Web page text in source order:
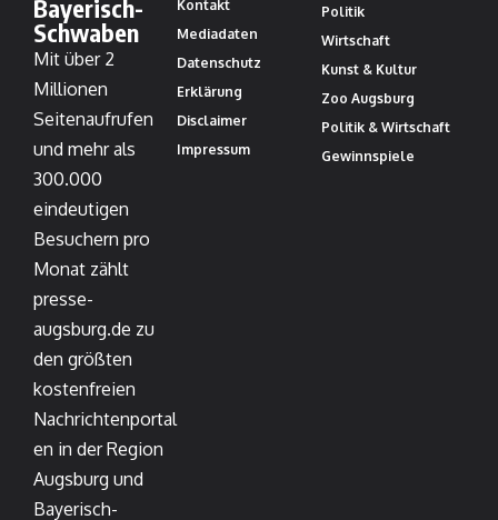
Bayerisch-
Schwaben
Mit über 2
Millionen
Seitenaufrufen
und mehr als
300.000
eindeutigen
Besuchern pro
Monat zählt
presse-
augsburg.de zu
den größten
kostenfreien
Nachrichtenportal
en in der Region
Augsburg und
Bayerisch-
Kontakt
Mediadaten
Datenschutz
Erklärung
Disclaimer
Impressum
Politik
Wirtschaft
Kunst & Kultur
Zoo Augsburg
Politik & Wirtschaft
Gewinnspiele